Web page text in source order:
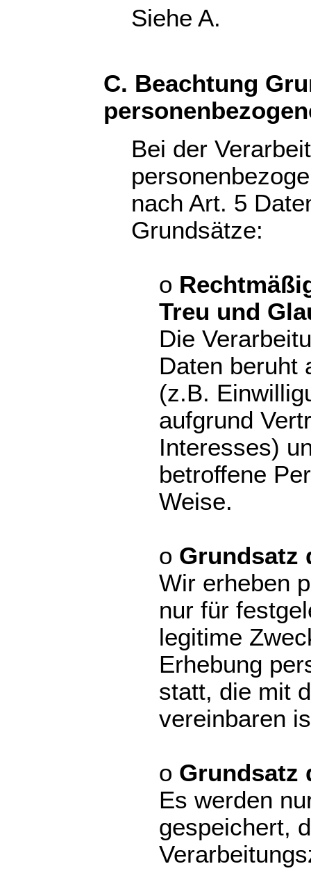
Siehe A.
C. Beachtung
Bei der
nach Art. 5
Grundsätze:
o
Treu und
Die
Daten beruht
(z.B.
aufgrund
Interesses)
betroffene
Weise.
o Grundsatz
Wir erheben
nur für
legitime
Erhebung
statt, die mit
vereinbaren
o Grundsatz
Es werden
gespeichert,